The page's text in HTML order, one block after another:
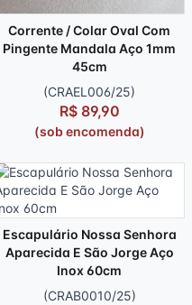
Corrente / Colar Oval Com
Pingente Mandala Aço 1mm
45cm
(CRAEL006/25)
R$ 89,90
(sob encomenda)
Escapulário Nossa Senhora
Aparecida E São Jorge Aço
Inox 60cm
(CRAB0010/25)